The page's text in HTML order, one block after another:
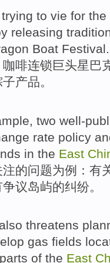
to vie for the
releasing
Boat Festival.
咖啡连锁巨头星巴
子产品。
two well-
rate policy
in the East
注的问题为例 ：有
争议岛屿的纠纷。
also threatens
gas fields
parts of the East